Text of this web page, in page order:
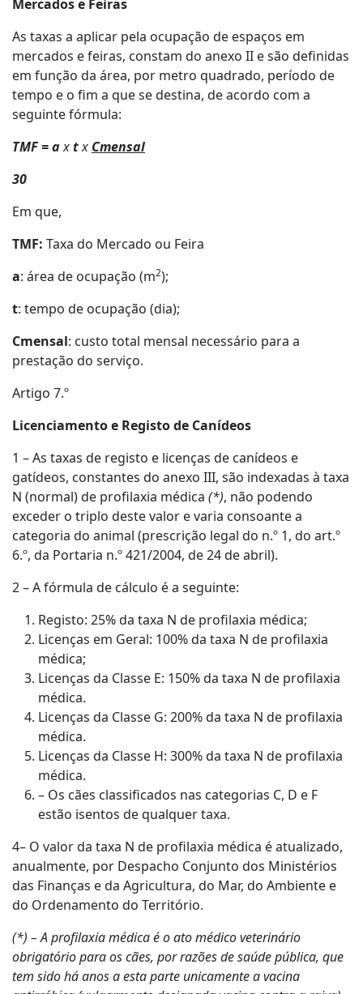
Mercados e Feiras
As taxas a aplicar pela ocupação de espaços em
mercados e feiras, constam do anexo II e são definidas
em função da área, por metro quadrado, período de
tempo e o fim a que se destina, de acordo com a
seguinte fórmula:
TMF = axtx Cmensal
30
Em que,
TMF: Taxa do Mercado ou Feira
a: área de ocupação (m2);
t: tempo de ocupação (dia);
Cmensal: custo total mensal necessário para a
prestação do serviço.
Artigo 7.º
Licenciamento e Registo de Canídeos
1 – As taxas de registo e licenças de canídeos e
gatídeos, constantes do anexo III, são indexadas à taxa
N (normal) de profilaxia médica (*), não podendo
exceder o triplo deste valor e varia consoante a
categoria do animal (prescrição legal do n.º 1, do art.º
6.º, da Portaria n.º 421/2004, de 24 de abril).
2 – A fórmula de cálculo é a seguinte:
Registo: 25% da taxa N de profilaxia médica;
Licenças em Geral: 100% da taxa N de profilaxia
médica;
Licenças da Classe E: 150% da taxa N de profilaxia
médica.
Licenças da Classe G: 200% da taxa N de profilaxia
médica.
Licenças da Classe H: 300% da taxa N de profilaxia
médica.
– Os cães classificados nas categorias C, D e F
estão isentos de qualquer taxa.
4– O valor da taxa N de profilaxia médica é atualizado,
anualmente, por Despacho Conjunto dos Ministérios
das Finanças e da Agricultura, do Mar, do Ambiente e
do Ordenamento do Território.
(*) – A profilaxia médica é o ato médico veterinário
obrigatório para os cães, por razões de saúde pública, que
tem sido há anos a esta parte unicamente a vacina